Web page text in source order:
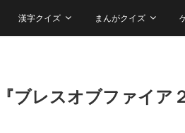
漢字クイズ まんがクイズ
ブレスオブファイア